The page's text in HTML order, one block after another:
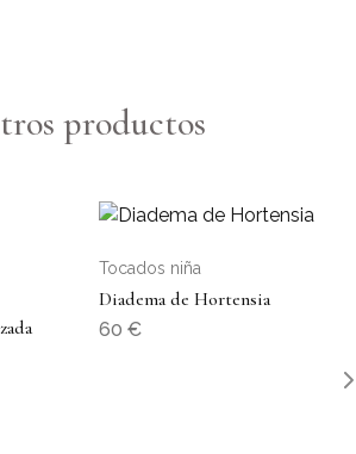
productos
Tocados niña
Diadema de Hortensia
60 €